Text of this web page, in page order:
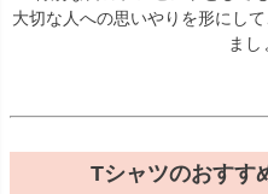
大切な人への思いやりを形にし
まし
Tシャツのおすす